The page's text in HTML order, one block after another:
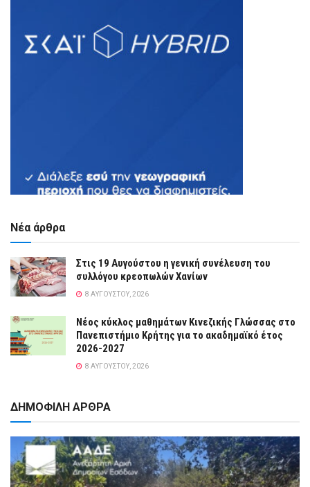
Νέα άρθρα
Στις 19 Αυγούστου η γενική συνέλευση του
συλλόγου κρεοπωλών Χανίων
8 ΑΥΓΟΎΣΤΟΥ, 2026
Νέος κύκλος μαθημάτων Κινεζικής Γλώσσας στο
Πανεπιστήμιο Κρήτης για το ακαδημαϊκό έτος
2026-2027
8 ΑΥΓΟΎΣΤΟΥ, 2026
ΔΗΜΟΦΙΛΗ ΑΡΘΡΑ